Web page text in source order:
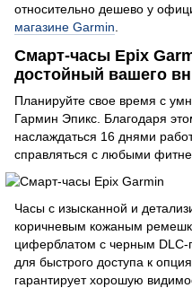
относительно дешево у
магазине Garmin.
Смарт-часы Epix
достойный вашего
Планируйте свое время с
Гармин Эпикс. Благодаря
наслаждаться 16 днями
справляться с любыми
Часы с изысканной и
коричневым кожаным
циферблатом с черным DLC-
для быстрого доступа к
гарантирует хорошую